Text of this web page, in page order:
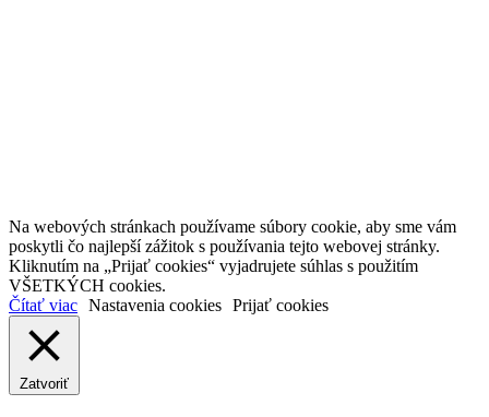
Na webových stránkach používame súbory cookie, aby sme vám
poskytli čo najlepší zážitok s používania tejto webovej stránky.
Kliknutím na „Prijať cookies“ vyjadrujete súhlas s použitím
VŠETKÝCH cookies.
Čítať viac Nastavenia cookies Prijať cookies
Zatvoriť